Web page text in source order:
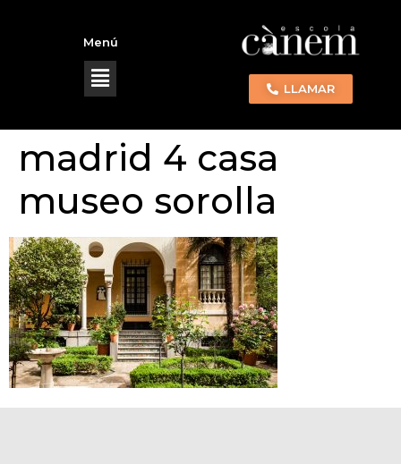
Menú
LLAMAR
madrid 4 casa
museo sorolla